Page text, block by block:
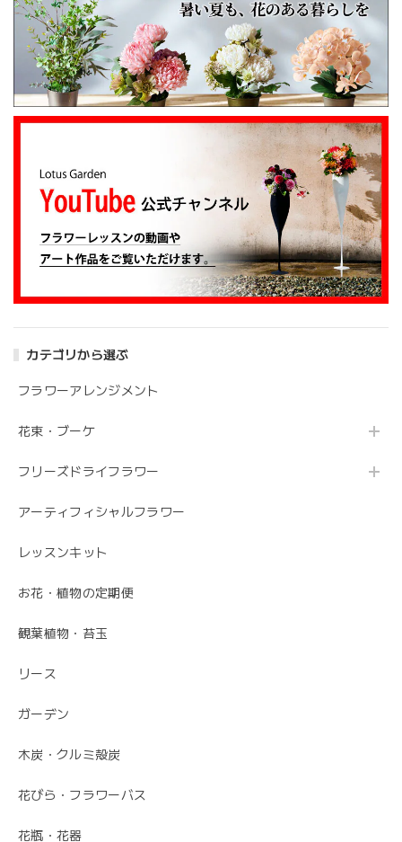
カテゴリから選ぶ
フラワーアレンジメント
花束・ブーケ
フリーズドライフラワー
アーティフィシャルフラワー
レッスンキット
お花・植物の定期便
観葉植物・苔玉
リース
ガーデン
木炭・クルミ殻炭
花びら・フラワーバス
花瓶・花器
姉の誕生日に花束を注文しました。 予め希望やイメージを
伝えたところ、レアなバラを入れて下さり、ワンランクアッ
プでハイセンスな華やかな花束を作ってくださいました。
姉も大変喜んでくれて、大満足です。 また、お願いしま
す。 安心してお願いできるお花屋さんです。
大変嬉しいレビューありがとうございます。 お
姉さんも喜んでくださり安心しました。 また、
アンティークブーケ（カビン付き）
丁寧に梱包されていて、 配送の問題は特にありませんでし
ます。 今後も利用したい信頼のおける花屋さんです。
うれしいお返事ありがとうございました。 スタ
お花をお作りさせて頂きますので よろしくお願
お願いします。 岩岡
の為にこれからも喜ばれるお花を お届けさせて